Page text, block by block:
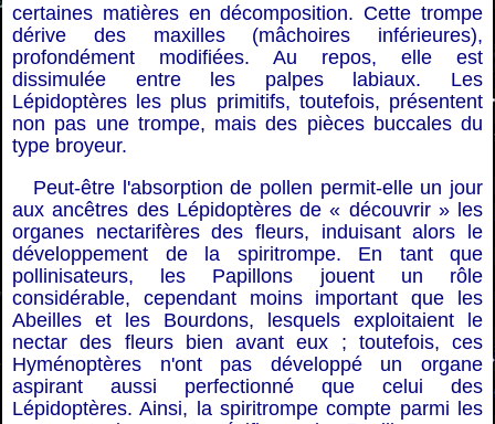
certaines matières en décomposition. Cette trompe
dérive des maxilles (mâchoires inférieures),
profondément modifiées. Au repos, elle est
dissimulée entre les palpes labiaux. Les
Lépidoptères les plus primitifs, toutefois, présentent
non pas une trompe, mais des pièces buccales du
type broyeur.
Peut-être l'absorption de pollen permit-elle un jour
aux ancêtres des Lépidoptères de « découvrir » les
organes nectarifères des fleurs, induisant alors le
développement de la spiritrompe. En tant que
pollinisateurs, les Papillons jouent un rôle
considérable, cependant moins important que les
Abeilles et les Bourdons, lesquels exploitaient le
nectar des fleurs bien avant eux ; toutefois, ces
Hyménoptères n'ont pas développé un organe
aspirant aussi perfectionné que celui des
Lépidoptères. Ainsi, la spiritrompe compte parmi les